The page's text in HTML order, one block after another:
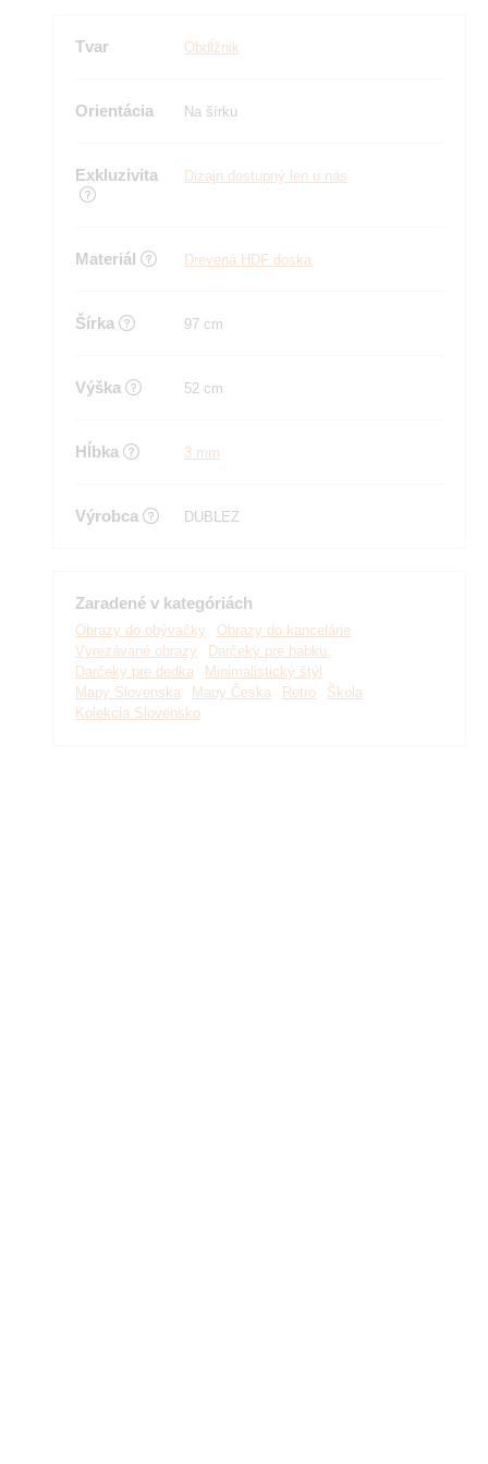
Tvar Obdĺžnik
Orientácia Na šírku
Exkluzivita Dizajn dostupný len u nás
Materiál Drevená HDF doska
Šírka 97 cm
Výška 52 cm
Hĺbka 3 mm
Výrobca DUBLEZ
Zaradené v kategóriách
Obrazy do obývačky
Obrazy do kancelárie
Vyrezávané obrazy
Darčeky pre babku
Darčeky pre dedka
Minimalistický štýl
Mapy Slovenska
Mapy Česka Retro
Škola
Kolekcia Slovensko